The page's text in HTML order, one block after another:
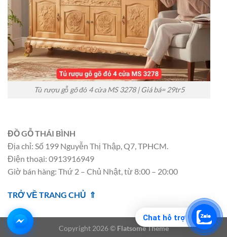
Chat hỗ trợ
Tủ rượu gỗ gõ đỏ 4 cửa MS 3278 | Giá bá= 29tr5
ĐỒ GỖ THÁI BÌNH
Địa chỉ: Số 199 Nguyễn Thị Thập, Q7, TPHCM.
Điện thoại: 0913916949
Giờ bán hàng: Thứ 2 – Chủ Nhật, từ 8:00 – 20:00
TRỞ VỀ TRANG CHỦ ⇑
Copyright 2026 © Flatsome Theme